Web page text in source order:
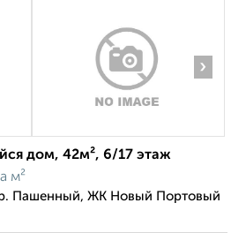
›
дом, 42м², 6/17 этаж
м²
Пашенный, ЖК Новый Портовый